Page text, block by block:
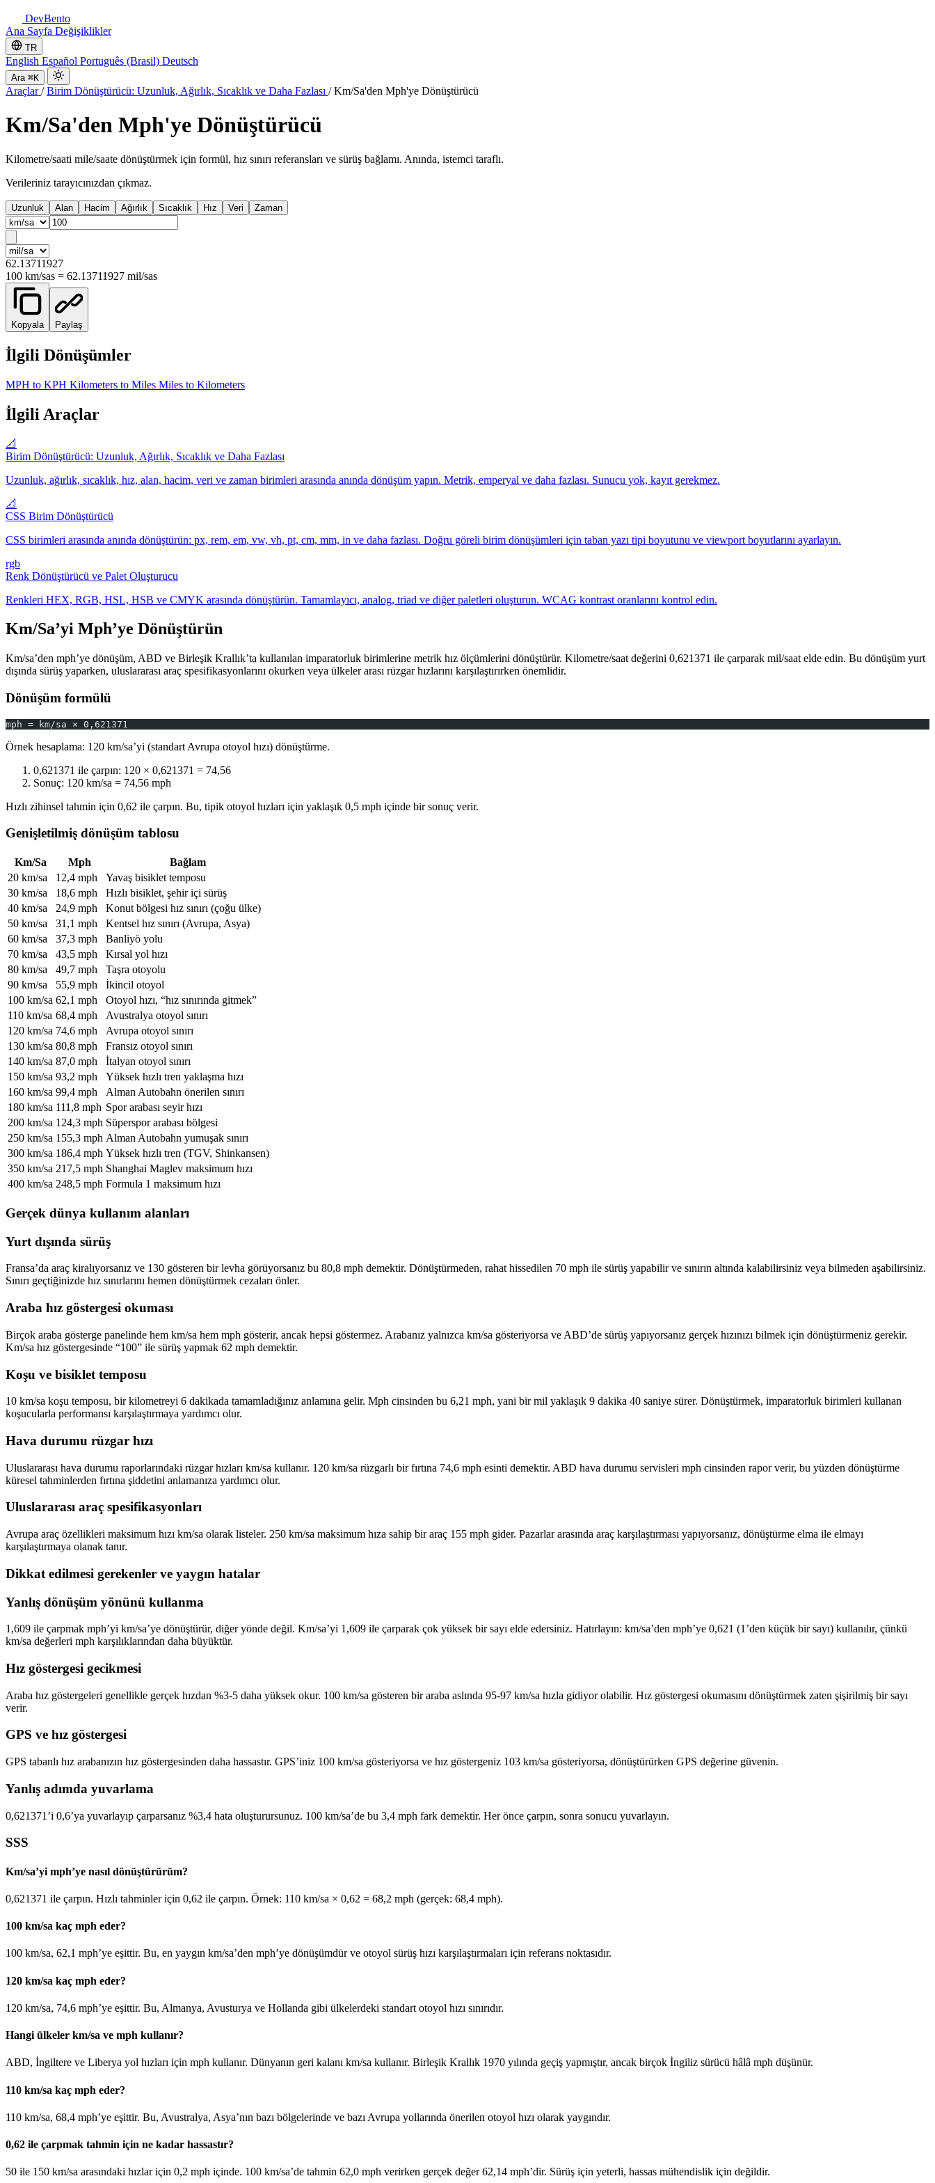
DevBento
Ana Sayfa Değişiklikler
TR
English Español Português (Brasil) Deutsch
Ara ⌘K
Araçlar/ Birim Dönüştürücü: Uzunluk, Ağırlık, Sıcaklık ve Daha Fazlası / Km/Sa'den Mph'ye Dönüştürücü
Km/Sa'den Mph'ye Dönüştürücü
Kilometre/saati mile/saate dönüştürmek için formül, hız sınırı referansları ve sürüş bağlamı. Anında, istemci taraflı.
Verileriniz tarayıcınızdan çıkmaz.
Uzunluk Alan Hacim Ağırlık Sıcaklık Hız Veri Zaman
62.13711927
100 km/sas = 62.13711927 mil/sas
Kopyala Paylaş
İlgili Dönüşümler
MPH to KPH Kilometers to Miles Miles to Kilometers
İlgili Araçlar
📐
Birim Dönüştürücü: Uzunluk, Ağırlık, Sıcaklık ve Daha Fazlası
Uzunluk, ağırlık, sıcaklık, hız, alan, hacim, veri ve zaman birimleri arasında anında dönüşüm yapın. Metrik, emperyal ve daha fazlası. Sunucu yok, kayıt gerekmez.
📐
CSS Birim Dönüştürücü
CSS birimleri arasında anında dönüştürün: px, rem, em, vw, vh, pt, cm, mm, in ve daha fazlası. Doğru göreli birim dönüşümleri için taban yazı tipi boyutunu ve viewport boyutlarını ayarlayın.
rgb
Renk Dönüştürücü ve Palet Oluşturucu
Renkleri HEX, RGB, HSL, HSB ve CMYK arasında dönüştürün. Tamamlayıcı, analog, triad ve diğer paletleri oluşturun. WCAG kontrast oranlarını kontrol edin.
Km/Sa’yi Mph’ye Dönüştürün
Km/sa’den mph’ye dönüşüm, ABD ve Birleşik Krallık’ta kullanılan imparatorluk birimlerine metrik hız ölçümlerini dönüştürür. Kilometre/saat değerini 0,621371 ile çarparak mil/saat elde edin. Bu dönüşüm yurt
dışında sürüş yaparken, uluslararası araç spesifikasyonlarını okurken veya ülkeler arası rüzgar hızlarını karşılaştırırken önemlidir.
Dönüşüm formülü
mph = km/sa × 0,621371
Örnek hesaplama: 120 km/sa’yi (standart Avrupa otoyol hızı) dönüştürme.
0,621371 ile çarpın: 120 × 0,621371 = 74,56
Sonuç: 120 km/sa = 74,56 mph
Hızlı zihinsel tahmin için 0,62 ile çarpın. Bu, tipik otoyol hızları için yaklaşık 0,5 mph içinde bir sonuç verir.
Genişletilmiş dönüşüm tablosu
Km/Sa Mph
Bağlam
20 km/sa
12,4 mph
Yavaş bisiklet temposu
30 km/sa
18,6 mph
Hızlı bisiklet, şehir içi sürüş
40 km/sa
24,9 mph
Konut bölgesi hız sınırı (çoğu ülke)
50 km/sa
31,1 mph
Kentsel hız sınırı (Avrupa, Asya)
60 km/sa
37,3 mph
Banliyö yolu
70 km/sa
43,5 mph
Kırsal yol hızı
80 km/sa
49,7 mph
Taşra otoyolu
90 km/sa
55,9 mph
İkincil otoyol
100 km/sa 62,1 mph
Otoyol hızı, “hız sınırında gitmek”
110 km/sa 68,4 mph
Avustralya otoyol sınırı
120 km/sa 74,6 mph
Avrupa otoyol sınırı
130 km/sa 80,8 mph
Fransız otoyol sınırı
140 km/sa 87,0 mph
İtalyan otoyol sınırı
150 km/sa 93,2 mph
Yüksek hızlı tren yaklaşma hızı
160 km/sa 99,4 mph
Alman Autobahn önerilen sınırı
180 km/sa 111,8 mph Spor arabası seyir hızı
200 km/sa 124,3 mph Süperspor arabası bölgesi
250 km/sa 155,3 mph Alman Autobahn yumuşak sınırı
300 km/sa 186,4 mph Yüksek hızlı tren (TGV, Shinkansen)
350 km/sa 217,5 mph Shanghai Maglev maksimum hızı
400 km/sa 248,5 mph Formula 1 maksimum hızı
Gerçek dünya kullanım alanları
Yurt dışında sürüş
Fransa’da araç kiralıyorsanız ve 130 gösteren bir levha görüyorsanız bu 80,8 mph demektir. Dönüştürmeden, rahat hissedilen 70 mph ile sürüş yapabilir ve sınırın altında kalabilirsiniz veya bilmeden aşabilirsiniz.
Sınırı geçtiğinizde hız sınırlarını hemen dönüştürmek cezaları önler.
Araba hız göstergesi okuması
Birçok araba gösterge panelinde hem km/sa hem mph gösterir, ancak hepsi göstermez. Arabanız yalnızca km/sa gösteriyorsa ve ABD’de sürüş yapıyorsanız gerçek hızınızı bilmek için dönüştürmeniz gerekir.
Km/sa hız göstergesinde “100” ile sürüş yapmak 62 mph demektir.
Koşu ve bisiklet temposu
10 km/sa koşu temposu, bir kilometreyi 6 dakikada tamamladığınız anlamına gelir. Mph cinsinden bu 6,21 mph, yani bir mil yaklaşık 9 dakika 40 saniye sürer. Dönüştürmek, imparatorluk birimleri kullanan
koşucularla performansı karşılaştırmaya yardımcı olur.
Hava durumu rüzgar hızı
Uluslararası hava durumu raporlarındaki rüzgar hızları km/sa kullanır. 120 km/sa rüzgarlı bir fırtına 74,6 mph esinti demektir. ABD hava durumu servisleri mph cinsinden rapor verir, bu yüzden dönüştürme
küresel tahminlerden fırtına şiddetini anlamanıza yardımcı olur.
Uluslararası araç spesifikasyonları
Avrupa araç özellikleri maksimum hızı km/sa olarak listeler. 250 km/sa maksimum hıza sahip bir araç 155 mph gider. Pazarlar arasında araç karşılaştırması yapıyorsanız, dönüştürme elma ile elmayı
karşılaştırmaya olanak tanır.
Dikkat edilmesi gerekenler ve yaygın hatalar
Yanlış dönüşüm yönünü kullanma
1,609 ile çarpmak mph’yi km/sa’ye dönüştürür, diğer yönde değil. Km/sa’yi 1,609 ile çarparak çok yüksek bir sayı elde edersiniz. Hatırlayın: km/sa’den mph’ye 0,621 (1’den küçük bir sayı) kullanılır, çünkü
km/sa değerleri mph karşılıklarından daha büyüktür.
Hız göstergesi gecikmesi
Araba hız göstergeleri genellikle gerçek hızdan %3-5 daha yüksek okur. 100 km/sa gösteren bir araba aslında 95-97 km/sa hızla gidiyor olabilir. Hız göstergesi okumasını dönüştürmek zaten şişirilmiş bir sayı
verir.
GPS ve hız göstergesi
GPS tabanlı hız arabanızın hız göstergesinden daha hassastır. GPS’iniz 100 km/sa gösteriyorsa ve hız göstergeniz 103 km/sa gösteriyorsa, dönüştürürken GPS değerine güvenin.
Yanlış adımda yuvarlama
0,621371’i 0,6’ya yuvarlayıp çarparsanız %3,4 hata oluşturursunuz. 100 km/sa’de bu 3,4 mph fark demektir. Her önce çarpın, sonra sonucu yuvarlayın.
SSS
Km/sa’yi mph’ye nasıl dönüştürürüm?
0,621371 ile çarpın. Hızlı tahminler için 0,62 ile çarpın. Örnek: 110 km/sa × 0,62 = 68,2 mph (gerçek: 68,4 mph).
100 km/sa kaç mph eder?
100 km/sa, 62,1 mph’ye eşittir. Bu, en yaygın km/sa’den mph’ye dönüşümdür ve otoyol sürüş hızı karşılaştırmaları için referans noktasıdır.
120 km/sa kaç mph eder?
120 km/sa, 74,6 mph’ye eşittir. Bu, Almanya, Avusturya ve Hollanda gibi ülkelerdeki standart otoyol hızı sınırıdır.
Hangi ülkeler km/sa ve mph kullanır?
ABD, İngiltere ve Liberya yol hızları için mph kullanır. Dünyanın geri kalanı km/sa kullanır. Birleşik Krallık 1970 yılında geçiş yapmıştır, ancak birçok İngiliz sürücü hâlâ mph düşünür.
110 km/sa kaç mph eder?
110 km/sa, 68,4 mph’ye eşittir. Bu, Avustralya, Asya’nın bazı bölgelerinde ve bazı Avrupa yollarında önerilen otoyol hızı olarak yaygındır.
0,62 ile çarpmak tahmin için ne kadar hassastır?
50 ile 150 km/sa arasındaki hızlar için 0,2 mph içinde. 100 km/sa’de tahmin 62,0 mph verirken gerçek değer 62,14 mph’dir. Sürüş için yeterli, hassas mühendislik için değildir.